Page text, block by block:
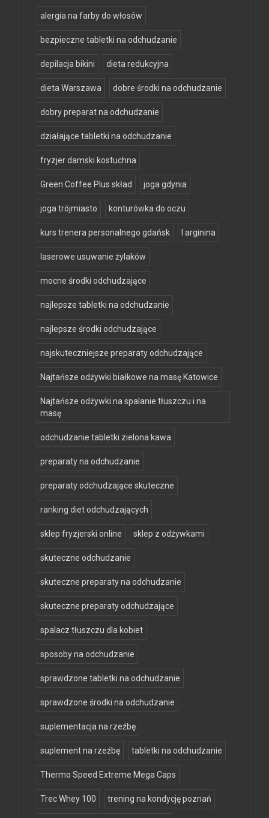
alergia na farby do włosów
bezpieczne tabletki na odchudzanie
depilacja bikini dieta redukcyjna
dieta Warszawa dobre środki na odchudzanie
dobry preparat na odchudzanie
działające tabletki na odchudzanie
fryzjer damski kostuchna
Green Coffee Plus skład joga gdynia
joga trójmiasto konturówka do oczu
kurs trenera personalnego gdańsk l arginina
laserowe usuwanie żylaków
mocne środki odchudzające
najlepsze tabletki na odchudzanie
najlepsze środki odchudzające
najskuteczniejsze preparaty odchudzające
Najtańsze odżywki białkowe na masę Katowice
Najtańsze odżywki na spalanie tłuszczu i na
masę
odchudzanie tabletki zielona kawa
preparaty na odchudzanie
preparaty odchudzające skuteczne
ranking diet odchudzających
sklep fryzjerski online sklep z odżywkami
skuteczne odchudzanie
skuteczne preparaty na odchudzanie
skuteczne preparaty odchudzające
spalacz tłuszczu dla kobiet
sposoby na odchudzanie
sprawdzone tabletki na odchudzanie
sprawdzone środki na odchudzanie
suplementacja na rzeźbę
suplement na rzeźbę tabletki na odchudzanie
Thermo Speed Extreme Mega Caps
Trec Whey 100 trening na kondycję poznań